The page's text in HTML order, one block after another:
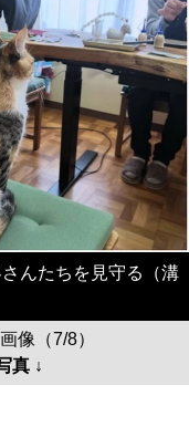
んたちを見守る（溝
像（7/8）
真 ↓